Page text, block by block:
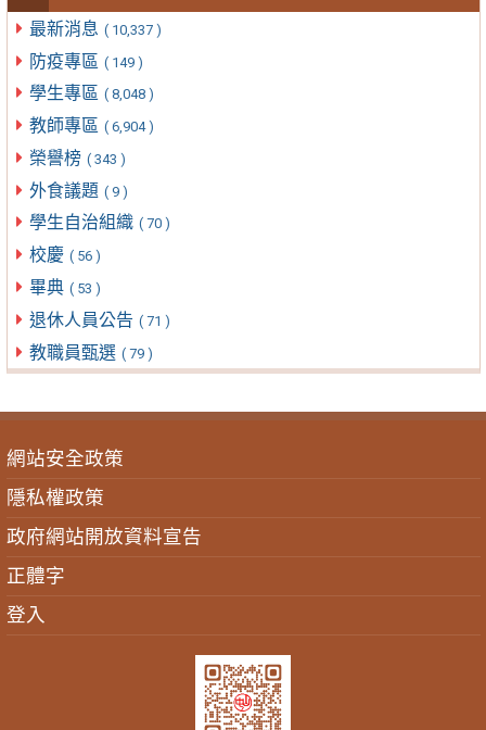
最新消息 ( 10,337 )
防疫專區 ( 149 )
學生專區 ( 8,048 )
教師專區 ( 6,904 )
榮譽榜 ( 343 )
外食議題 ( 9 )
學生自治組織 ( 70 )
校慶 ( 56 )
畢典 ( 53 )
退休人員公告 ( 71 )
教職員甄選 ( 79 )
網站安全政策
隱私權政策
政府網站開放資料宣告
正體字
登入